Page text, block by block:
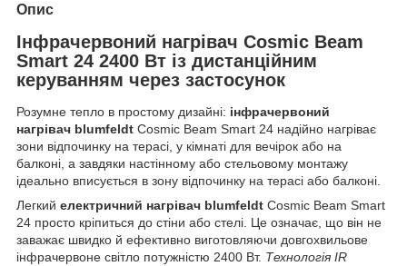
Опис
Інфрачервоний нагрівач Cosmic Beam
Smart 24 2400 Вт із дистанційним
керуванням через застосунок
Розумне тепло в простому дизайні: інфрачервоний
нагрівач blumfeldt Cosmic Beam Smart 24 надійно нагріває
зони відпочинку на терасі, у кімнаті для вечірок або на
балконі, а завдяки настінному або стельовому монтажу
ідеально вписується в зону відпочинку на терасі або балконі.
Легкий електричний нагрівач blumfeldt Cosmic Beam Smart
24 просто кріпиться до стіни або стелі. Це означає, що він не
заважає швидко й ефективно виготовляючи довгохвильове
інфрачервоне світло потужністю 2400 Вт. Технологія IR